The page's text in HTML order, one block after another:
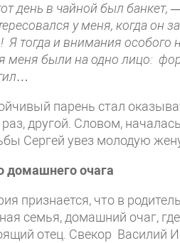
день в чайной был банкет,
у меня, когда он
Я тогда и внимания особого
меня были на одно лицо:
парень стал
другой. Словом,
Сергей увез молодую
домашнего очага
признается, что в
семья, домашний очаг,
отец. Свекор Василий